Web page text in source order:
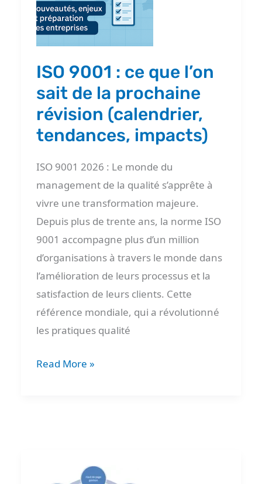
ISO 9001 : ce que l’on
sait de la prochaine
révision (calendrier,
tendances, impacts)
ISO 9001 2026 : Le monde du
management de la qualité s’apprête à
vivre une transformation majeure.
Depuis plus de trente ans, la norme ISO
9001 accompagne plus d’un million
d’organisations à travers le monde dans
l’amélioration de leurs processus et la
satisfaction de leurs clients. Cette
référence mondiale, qui a révolutionné
les pratiques qualité
que
l’on
sait
de
prochaine
révision
(calendrier,
impacts)
Read More »